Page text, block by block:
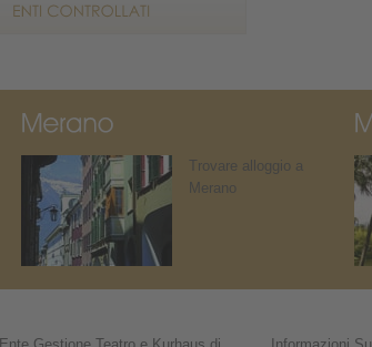
Trovare alloggio a
Merano